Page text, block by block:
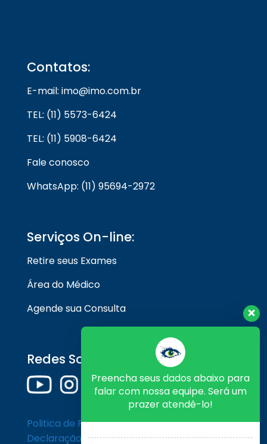
Contatos:
E-mail: imo@imo.com.br
TEL: (11) 5573-6424
TEL: (11) 5908-6424
Fale conosco
WhatsApp: (11) 95694-2972
Serviços On-line:
Retire seus Exames
Área do Médico
Agende sua Consulta
Redes Sociais
Politica de Privacidade
Declaração de Cookies
Preencha seus dados abaixo para
falar com nossa equipe. Será um
prazer atendê-lo!